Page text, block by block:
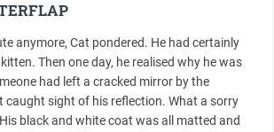
anymore, Cat pondered. He had certainly
Then one day, he realised why he was
had left a cracked mirror by the
caught sight of his reflection. What a sorry
black and white coat was all matted and